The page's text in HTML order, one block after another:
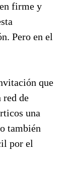
firme y
Pero en el
que
red de
una
también
por el